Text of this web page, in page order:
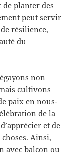
planter des
peut servir
résilience,
du
non
cultivons
paix en nous-
de la
et de
Ainsi,
avec balcon ou